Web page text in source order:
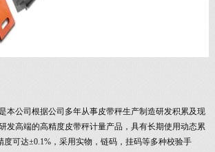
本公司根据公司多年从事皮带秤生产制造研发积累及现
发高端的高精度皮带秤计量产品，具有长期使用动态累
度可达±0.1%，采用实物，链码，挂码等多种校验手